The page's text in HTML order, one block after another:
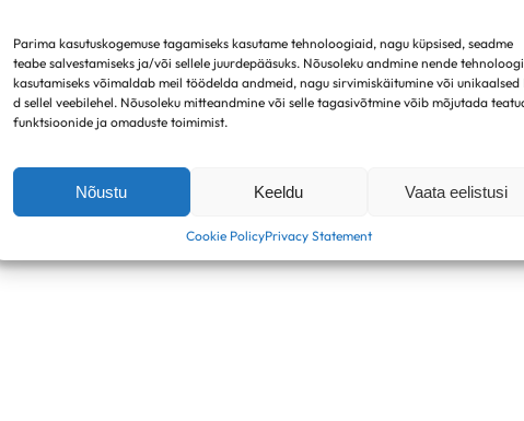
Parima kasutuskogemuse tagamiseks kasutame tehnoloogiaid, nagu küpsised, seadme
teabe salvestamiseks ja/või sellele juurdepääsuks. Nõusoleku andmine nende
kasutamiseks võimaldab meil töödelda andmeid, nagu sirvimiskäitumine või unikaalsed
d sellel veebilehel. Nõusoleku mitteandmine või selle tagasivõtmine võib mõjutada
funktsioonide ja omaduste toimimist.
Nõustu Keeldu Vaata eelistusi
Cookie PolicyPrivacy Statement